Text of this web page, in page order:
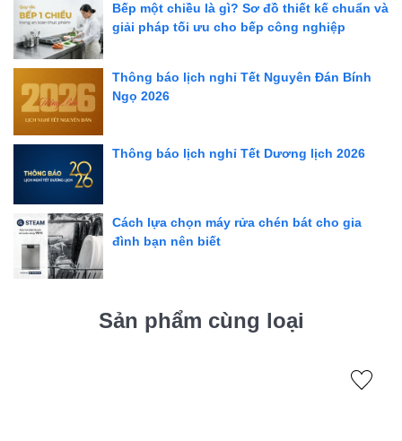
Bếp một chiều là gì? Sơ đồ thiết kế chuẩn và
giải pháp tối ưu cho bếp công nghiệp
Thông báo lịch nghỉ Tết Nguyên Đán Bính
Ngọ 2026
Thông báo lịch nghỉ Tết Dương lịch 2026
Cách lựa chọn máy rửa chén bát cho gia
đình bạn nên biết
Sản phẩm cùng loại